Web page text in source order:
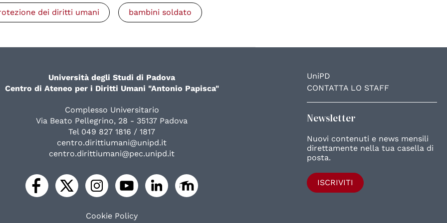
dei diritti umani bambini soldato
UniPD
CONTATTA LO STAFF
Newsletter
Nuovi contenuti e news mensili
direttamente nella tua casella di
posta.
ISCRIVITI
Università degli Studi di Padova
Centro di Ateneo per i Diritti Umani "Antonio Papisca"
Complesso Universitario
Via Beato Pellegrino, 28 - 35137 Padova
Tel 049 827 1816 / 1817
centro.dirittiumani@unipd.it
centro.dirittiumani@pec.unipd.it
Cookie Policy